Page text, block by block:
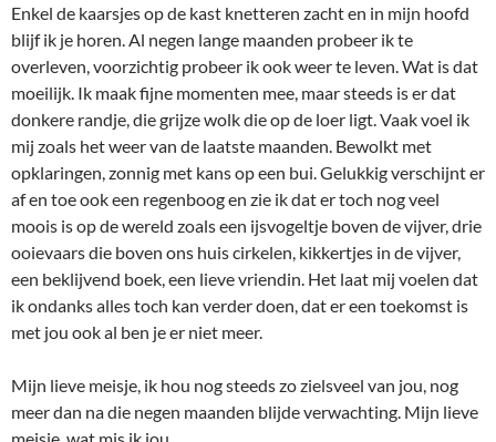
Enkel de kaarsjes op de kast knetteren zacht en in mijn hoofd
blijf ik je horen. Al negen lange maanden probeer ik te
overleven, voorzichtig probeer ik ook weer te leven. Wat is dat
moeilijk. Ik maak fijne momenten mee, maar steeds is er dat
donkere randje, die grijze wolk die op de loer ligt. Vaak voel ik
mij zoals het weer van de laatste maanden. Bewolkt met
opklaringen, zonnig met kans op een bui. Gelukkig verschijnt er
af en toe ook een regenboog en zie ik dat er toch nog veel
moois is op de wereld zoals een ijsvogeltje boven de vijver, drie
ooievaars die boven ons huis cirkelen, kikkertjes in de vijver,
een beklijvend boek, een lieve vriendin. Het laat mij voelen dat
ik ondanks alles toch kan verder doen, dat er een toekomst is
met jou ook al ben je er niet meer.
Mijn lieve meisje, ik hou nog steeds zo zielsveel van jou, nog
meer dan na die negen maanden blijde verwachting. Mijn lieve
meisje, wat mis ik jou.